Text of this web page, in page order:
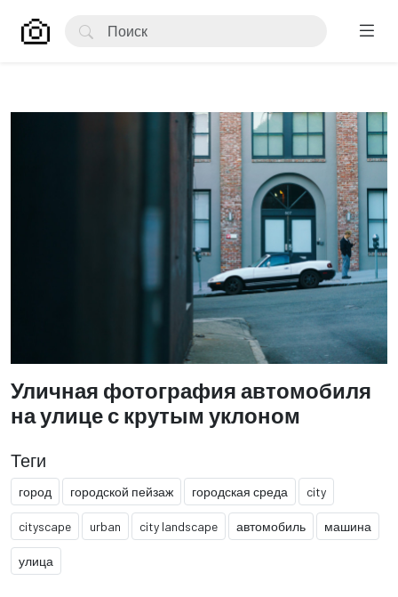
Уличная фотография автомобиля
на улице с крутым уклоном
Теги
город городской пейзаж городская среда city
cityscape urban city landscape автомобиль машина
улица